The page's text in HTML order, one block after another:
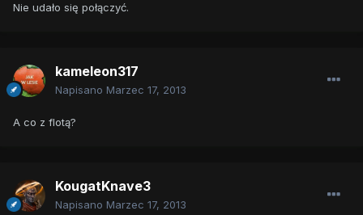
Nie udało się połączyć.
kameleon317
Napisano Marzec 17, 2013
A co z flotą?
KougatKnave3
Napisano Marzec 17, 2013